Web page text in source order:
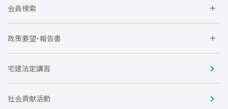
全住協NET
不動産後見アドバイザー資格講習
会
全住協ビジネスショップ
運営組織
トライアル会員制度
会員検索
企業会員
賛助会員
政策要望・報告書
住宅・土地税制改正要望
優良事業表彰
宅建法定講習
社会貢献活動